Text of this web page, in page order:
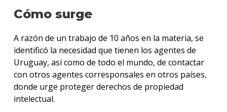
Cómo surge
A razón de un trabajo de 10 años en la materia, se
identificó la necesidad que tienen los agentes de
Uruguay, así como de todo el mundo, de contactar
con otros agentes corresponsales en otros países,
donde urge proteger derechos de propiedad
intelectual.